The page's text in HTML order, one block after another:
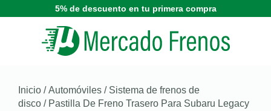
5% de descuento en tu primera compra
Inicio /Automóviles / Sistema de frenos de
disco / Pastilla De Freno Trasero Para Subaru Legacy